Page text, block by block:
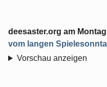
deesaster.org am
vom langen
Vorschau anzeigen